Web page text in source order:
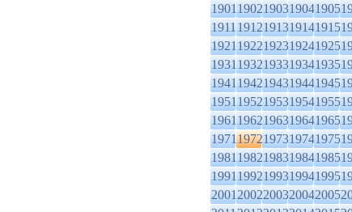
19011902190319041905
19111912191319141915
19211922192319241925
19311932193319341935
19411942194319441945
19511952195319541955
19611962196319641965
19711972197319741975
19811982198319841985
19911992199319941995
20012002200320042005